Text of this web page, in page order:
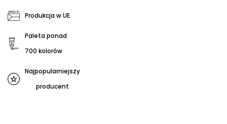
Produkcja w UE
Paleta ponad
700 kolorów
Najpopularniejszy
producent